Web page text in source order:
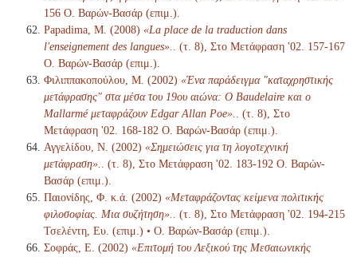
156 Ο. Βαρών-Βασάρ (επιμ.).
Papadima, M. (2008) «La place de la traduction dans
l'enseignement des langues».
. (τ. 8), Στο Μετάφραση '02. 157-167
Ο. Βαρών-Βασάρ (επιμ.).
Φιλιππακοπούλου, Μ. (2002) «Ένα παράδειγμα "καταχρηστικής
μετάφρασης" στα μέσα του 19ου αιώνα: Ο Baudelaire και ο
Mallarmé μεταφράζουν Edgar Allan Poe».
. (τ. 8), Στο
Μετάφραση '02. 168-182 Ο. Βαρών-Βασάρ (επιμ.).
Αγγελίδου, Ν. (2002) «Σημειώσεις για τη λογοτεχνική
μετάφραση».
. (τ. 8), Στο Μετάφραση '02. 183-192 Ο. Βαρών-
Βασάρ (επιμ.).
Παιονίδης, Φ. κ.ά. (2002) «Μεταφράζοντας κείμενα πολιτικής
φιλοσοφίας. Μια συζήτηση».
. (τ. 8), Στο Μετάφραση '02. 194-215
Τσελέντη, Ευ. (επιμ.) • Ο. Βαρών-Βασάρ (επιμ.).
Σοφράς, Ε. (2002) «Επιτομή του Λεξικού της Μεσαιωνικής